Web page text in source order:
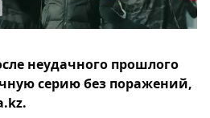
неудачного прошлого
серию без поражений,